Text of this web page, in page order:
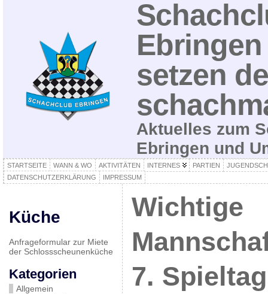
setzen
Aktuelles zum
Ebringen und
STARTSEITE WANN & WO AKTIVITÄTEN INTERNES PARTIEN
DATENSCHUTZERKLÄRUNG
IMPRESSUM
Küche
Anfrageformular zur Miete
der Schlossscheunenküche
Kategorien
Allgemein
Wichtige
7. Spieltag